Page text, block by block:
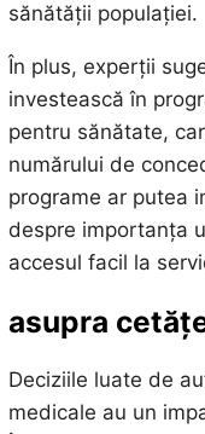
sănătății populației.
În plus, experții
investească în
pentru sănătate,
numărului de
programe ar putea
despre importanța
accesul facil la
asupra
Deciziile luate de
medicale au un